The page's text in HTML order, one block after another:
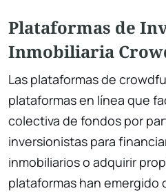
Plataformas de
Inmobiliaria
Las plataformas de
plataformas en línea que
colectiva de fondos por
inversionistas para
inmobiliarios o adquirir
plataformas han emergido